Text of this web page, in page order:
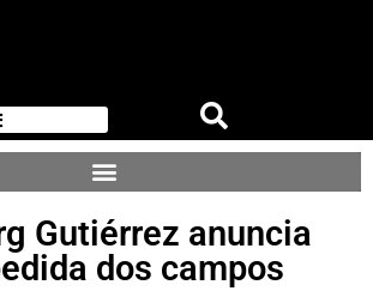
Gutiérrez anuncia
dos campos